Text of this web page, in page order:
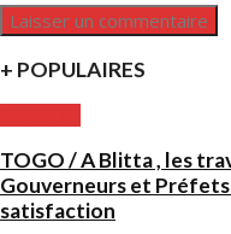
+ POPULAIRES
TOGO / A Blitta , les
Gouverneurs et
satisfaction